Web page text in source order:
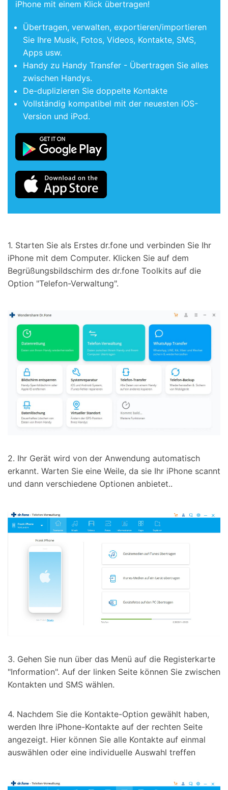
iPhone mit einem Klick übertragen!
Übertragen, verwalten, exportieren/importieren
Sie Ihre Musik, Fotos, Videos, Kontakte, SMS,
Apps usw.
Handy zu Handy Transfer - Übertragen Sie alles
zwischen Handys.
De-duplizieren Sie doppelte Kontakte
Vollständig kompatibel mit der neuesten iOS-
Version und iPod.
1. Starten Sie als Erstes dr.fone und verbinden Sie Ihr
iPhone mit dem Computer. Klicken Sie auf dem
Begrüßungsbildschirm des dr.fone Toolkits auf die
Option "Telefon-Verwaltung".
2. Ihr Gerät wird von der Anwendung automatisch
erkannt. Warten Sie eine Weile, da sie Ihr iPhone scannt
und dann verschiedene Optionen anbietet..
3. Gehen Sie nun über das Menü auf die Registerkarte
"Information". Auf der linken Seite können Sie zwischen
Kontakten und SMS wählen.
4. Nachdem Sie die Kontakte-Option gewählt haben,
werden Ihre iPhone-Kontakte auf der rechten Seite
angezeigt. Hier können Sie alle Kontakte auf einmal
auswählen oder eine individuelle Auswahl treffen